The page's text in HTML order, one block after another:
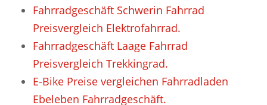
Fahrradgeschäft Schwerin Fahrrad
Preisvergleich Elektrofahrrad.
Fahrradgeschäft Laage Fahrrad
Preisvergleich Trekkingrad.
E-Bike Preise vergleichen Fahrradladen
Ebeleben Fahrradgeschäft.